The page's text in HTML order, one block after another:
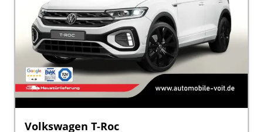
Volkswagen T-Roc